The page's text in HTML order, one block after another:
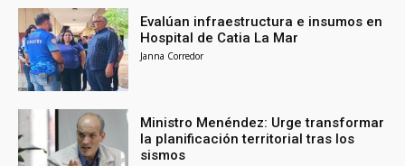
Evalúan infraestructura e insumos en
Hospital de Catia La Mar
Janna Corredor
Ministro Menéndez: Urge transformar
la planificación territorial tras los
sismos